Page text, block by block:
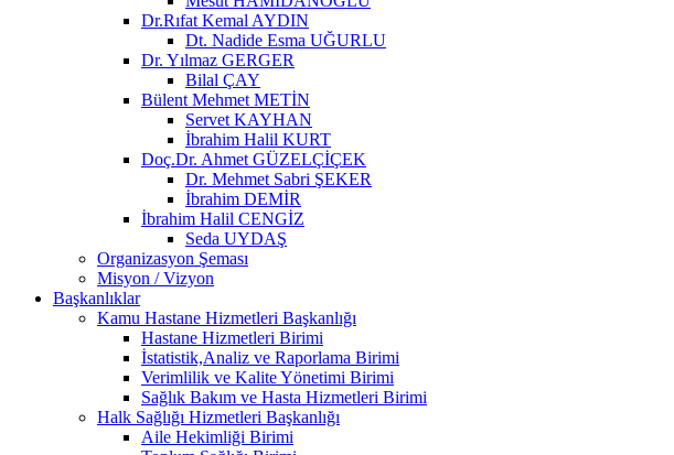
Dr.Rıfat Kemal AYDIN
Dt. Nadide Esma UĞURLU
Dr. Yılmaz GERGER
Bilal ÇAY
Bülent Mehmet METİN
Servet KAYHAN
İbrahim Halil KURT
Doç.Dr. Ahmet GÜZELÇİÇEK
Dr. Mehmet Sabri ŞEKER
İbrahim DEMİR
İbrahim Halil CENGİZ
Seda UYDAŞ
Organizasyon Şeması
Misyon / Vizyon
Başkanlıklar
Kamu Hastane Hizmetleri Başkanlığı
Hastane Hizmetleri Birimi
İstatistik,Analiz ve Raporlama Birimi
Verimlilik ve Kalite Yönetimi Birimi
Sağlık Bakım ve Hasta Hizmetleri Birimi
Halk Sağlığı Hizmetleri Başkanlığı
Aile Hekimliği Birimi